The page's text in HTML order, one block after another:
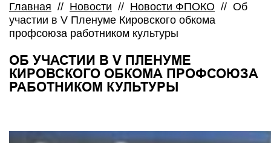
Главная // Новости // Новости ФПОКО // Об
участии в V Пленуме Кировского обкома
профсоюза работником культуры
ОБ УЧАСТИИ В V ПЛЕНУМЕ
КИРОВСКОГО ОБКОМА ПРОФСОЮЗА
РАБОТНИКОМ КУЛЬТУРЫ